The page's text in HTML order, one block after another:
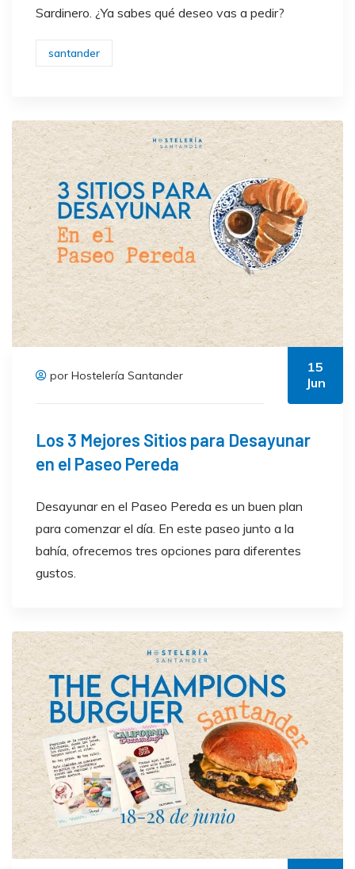
Sardinero. ¿Ya sabes qué deseo vas a pedir?
santander
por Hostelería Santander
15
Jun
Los 3 Mejores Sitios para Desayunar
en el Paseo Pereda
Desayunar en el Paseo Pereda es un buen plan
para comenzar el día. En este paseo junto a la
bahía, ofrecemos tres opciones para diferentes
gustos.